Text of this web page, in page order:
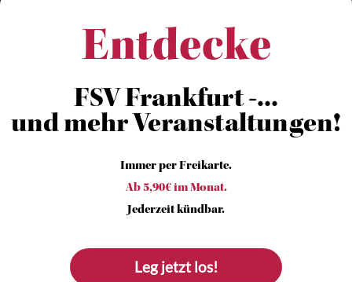
Entdecke
FSV Frankfurt -...
und mehr Veranstaltungen!
Immer per Freikarte.
Ab 5,90€ im Monat.
Jederzeit kündbar.
Leg jetzt los!